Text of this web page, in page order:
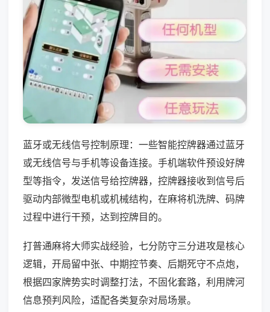
蓝牙或无线信号控制原理：一些智能控牌器通过蓝牙
或无线信号与手机等设备连接。手机端软件预设好牌
型等指令，发送信号给控牌器，控牌器接收到信号后
驱动内部微型电机或机械结构，在麻将机洗牌、码牌
过程中进行干预，达到控牌目的。
打普通麻将大师实战经验，七分防守三分进攻是核心
逻辑，开局留中张、中期控节奏、后期死守不点炮，
根据四家牌势实时调整打法，不固化套路，利用牌河
信息预判风险，适配各类复杂对局场景。